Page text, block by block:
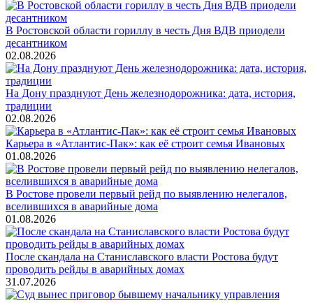
В Ростовской области гориллу в честь Дня ВДВ приодели
десантником
02.08.2026
На Дону празднуют День железнодорожника: дата, история,
традиции
02.08.2026
Карьера в «Атлантис-Пак»: как её строит семья Ивановых
01.08.2026
В Ростове провели первый рейд по выявлению нелегалов,
вселившихся в аварийные дома
01.08.2026
После скандала на Станиславского власти Ростова будут
проводить рейды в аварийных домах
31.07.2026